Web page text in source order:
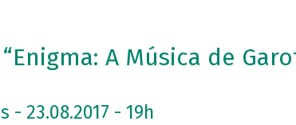
A Música de
23.08.2017 - 19h